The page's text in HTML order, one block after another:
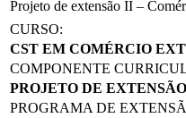
Projeto de extensão II –
CURSO:
CST EM COMÉRCIO
COMPONENTE
PROJETO DE
PROGRAMA DE